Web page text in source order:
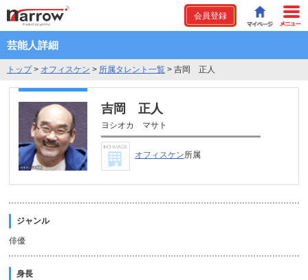
会員登録
芸能人詳細
トップ> オフィスケン > 所属タレント一覧 > 吉岡 正人
吉岡 正人
ヨシオカ マサト
オフィスケン所属
ジャンル
俳優
身長